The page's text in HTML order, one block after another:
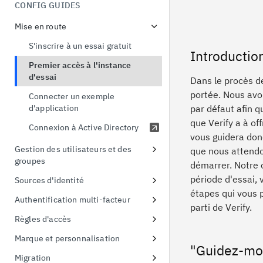
menaces liées à l'identité
Démonstration de la preuve de
CONFIG GUIDES
Mise en route
S'inscrire à un essai gratuit
Premier accès à l'instance
d'essai
Connecter un exemple
d'application
Connexion à Active Directory
Gestion des utilisateurs et des
groupes
Configurer les politiques de mot
Sources d'identité
Utiliser les fournisseurs sociaux
Liaison d'identité
Connexion à Active Directory
Authentification multi-facteur
Inscription en ligne à l'AMF
Protéger Linux OS avec MFA
Activer l'AMF pour les
Règles d'accès
Appliquer des politiques d'accès
à l'interface utilisateur
Marque et personnalisation
Gestion des thèmes
Migration
Dans le procès
portée. Nous
par défaut afin
que Verify a à
vous guidera
que nous
démarrer. Notre
période d'essai,
étapes qui vous
parti de Verify.
"Guidez-